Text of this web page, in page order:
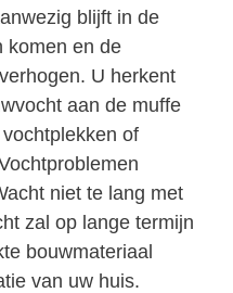
blijft in de
komen en de
U herkent
aan de muffe
of
niet te lang met
zal op lange termijn
bouwmateriaal
van uw huis.